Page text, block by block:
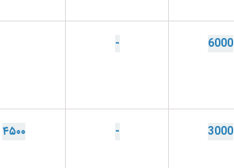
6000
-
3000
- ۴۵۰۰